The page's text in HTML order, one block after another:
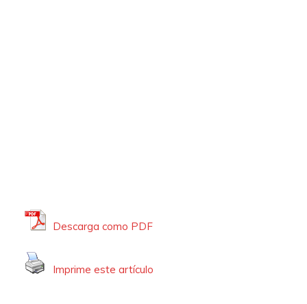
Descarga como PDF
Imprime este artículo